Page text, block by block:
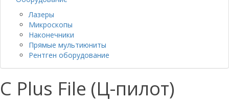
Лазеры
Микроскопы
Наконечники
Прямые мультиюниты
Рентген оборудование
C Plus File (Ц-пилот)